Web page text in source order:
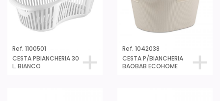
Ref. 1100501
CESTA PBIANCHERIA 30
L. BIANCO
Ref. 1042038
CESTA P/BIANCHERIA
BAOBAB ECOHOME